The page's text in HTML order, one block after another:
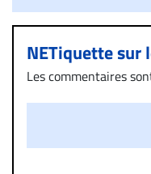
NETiquette sur
Les commentaires
diffamatoire. Si
un commentaire